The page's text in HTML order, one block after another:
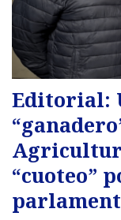
Editorial:
“cuoteo”